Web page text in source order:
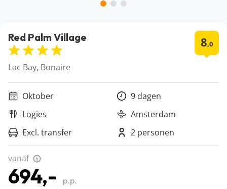
Red Palm Village 8,0
Lac Bay, Bonaire
Oktober
9 dagen
Logies
Amsterdam
Excl. transfer
2 personen
vanaf
694,- p.p.